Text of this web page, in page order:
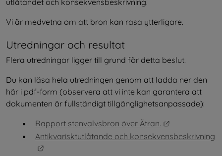
Vi är medvetna om att bron kan rasa ytterligare.
Utredningar och resultat
Flera utredningar ligger till grund för detta beslut.
Du kan läsa hela utredningen genom att ladda ner den
här i pdf-form (observera att vi inte kan garantera att
dokumenten är fullständigt tillgänglighetsanpassade):
Rapport stenvalvsbron över Ätran.
Antikvarisktutlåtande och konsekvensbeskrivning